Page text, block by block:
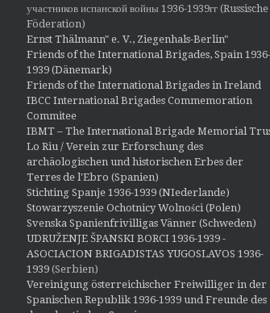
участников испанской войны 1936-1939гг (Russische
Föderation)
Ernst Thälmann" e. V., Ziegenhals-Berlin"
Friends of the International Brigades, Spain 1936-
1939 (Dänemark)
Friends of the International Brigades in Ireland
IBCC International Brigades Commemoration
Commitee
IBMT – The International Brigade Memorial
Lo Riu / Verein zur Erforschung des
archäologischen und historischen Erbes der
Terres de l'Ebro (Spanien)
Stichting Spanje 1936-1939 (NIederlande)
Stowarzyszenie Ochotnicy Wolności (Polen)
Svenska Spanienfrivilligas Vänner (Schweden)
UDRUŽENJE ŠPANSKI BORCI 1936-1939 -
ASOCIACION BRIGADISTAS YUGOSLAVOS 1936-
1939(Serbien)
Vereinigung österreichischer Freiwilliger in der
Spanischen Republik 1936-1939 und Freunde des